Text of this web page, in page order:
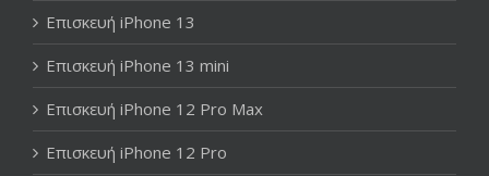
Επισκευή iPhone 13
Επισκευή iPhone 13 mini
Επισκευή iPhone 12 Pro Max
Επισκευή iPhone 12 Pro